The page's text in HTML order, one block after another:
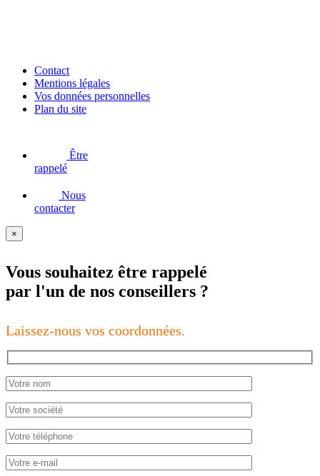
Contact
Mentions légales
Vos données personnelles
Plan du site
Être
rappelé
Nous
contacter
×
Vous souhaitez être rappelé
par l'un de nos conseillers ?
Laissez-nous vos coordonnées.